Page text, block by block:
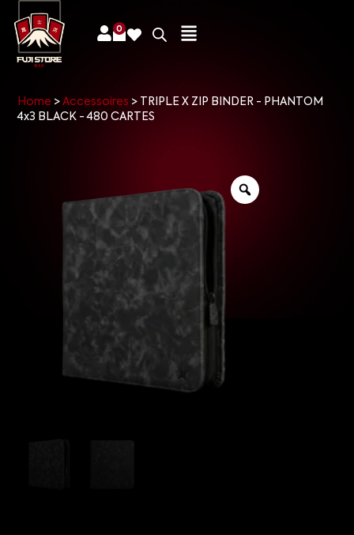
0
Home >Accessoires >
TRIPLE X ZIP BINDER - PHANTOM
4x3 BLACK - 480 CARTES